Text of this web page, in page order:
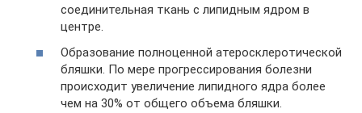
соединительная ткань с липидным ядром в
центре.
Образование полноценной атеросклеротической
бляшки. По мере прогрессирования болезни
происходит увеличение липидного ядра более
чем на 30% от общего объема бляшки.